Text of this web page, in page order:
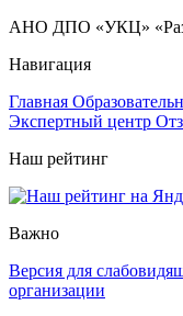
АНО ДПО «УКЦ»
Навигация
Главная
Экспертный центр
Наш рейтинг
Важно
Версия для
организации